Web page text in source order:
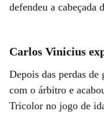
defendeu a cabeçada
Carlos Vinicius
Depois das perdas
com o árbitro e
Tricolor no jogo de